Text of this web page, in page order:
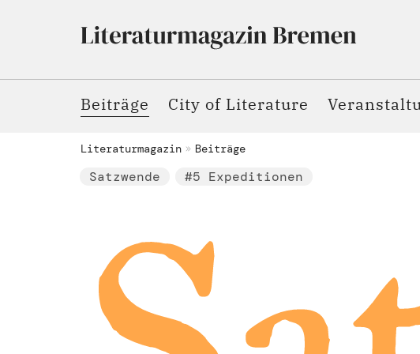
Beiträge City of Literature
Literaturmagazin Beiträge
Satzwende #5 Expeditionen